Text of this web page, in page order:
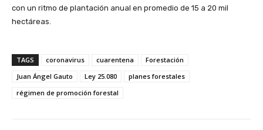
con un ritmo de plantación anual en promedio de 15 a 20 mil
hectáreas.
TAGS coronavirus cuarentena
Forestación
Juan Ángel Gauto
Ley 25.080
planes forestales
régimen de promoción forestal